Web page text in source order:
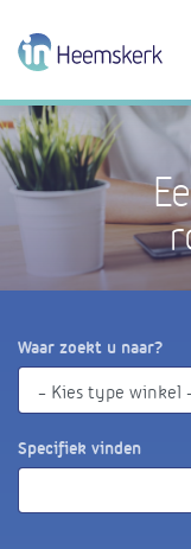
Waar zoekt u naar?
Specifiek vinden